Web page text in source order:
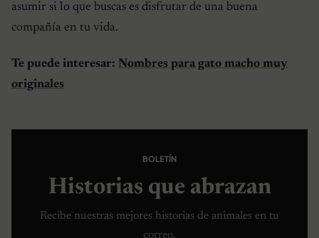
asumir si lo que buscas es disfrutar de una buena
compañía en tu vida.
Te puede interesar: Nombres para gato macho muy
originales
BOLETÍN
Historias que abrazan
Recibe nuestras mejores historias de animales en tu
correo.